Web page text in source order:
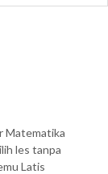
Bimbel
UTBK
Matematika
les tanpa
Latis